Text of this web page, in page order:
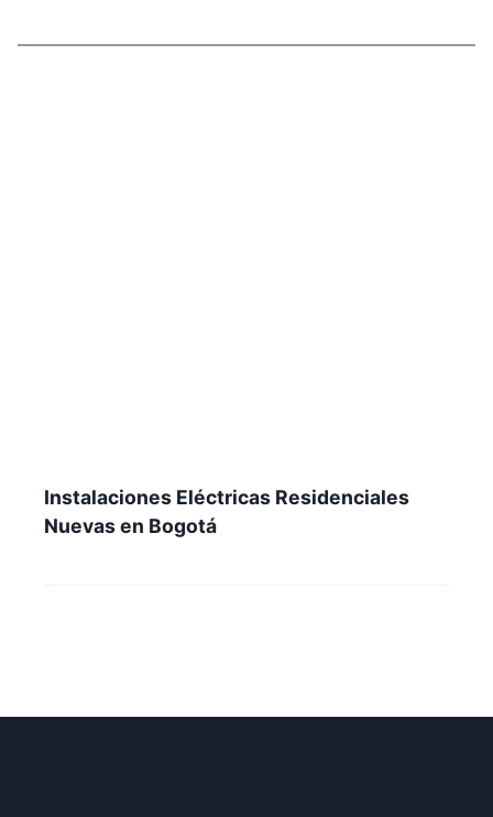
Instalaciones Eléctricas Residenciales
Nuevas en Bogotá